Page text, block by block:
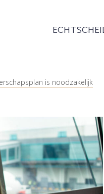
is noodzakelijk